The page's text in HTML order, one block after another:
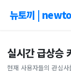
뉴토끼 |
실시간 급상승
현재 사용자들의 관심